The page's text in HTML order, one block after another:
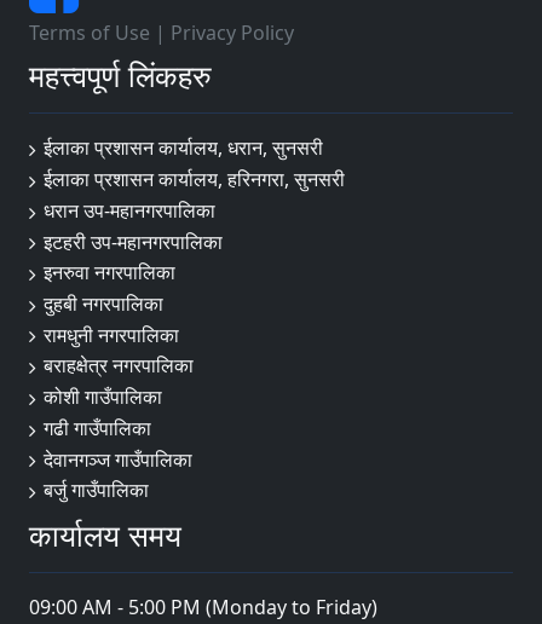
Terms of Use | Privacy Policy
महत्त्वपूर्ण लिंकहरु
ईलाका प्रशासन कार्यालय, धरान, सुनसरी
ईलाका प्रशासन कार्यालय, हरिनगरा, सुनसरी
धरान उप-महानगरपालिका
इटहरी उप-महानगरपालिका
इनरुवा नगरपालिका
दुहबी नगरपालिका
रामधुनी नगरपालिका
बराहक्षेत्र नगरपालिका
कोशी गाउँपालिका
गढी गाउँपालिका
देवानगञ्ज गाउँपालिका
बर्जु गाउँपालिका
कार्यालय समय
09:00 AM - 5:00 PM (Monday to Friday)